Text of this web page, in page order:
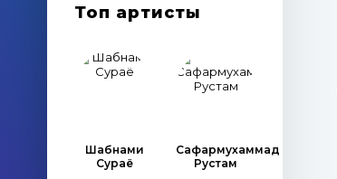
Топ артисты
Шабнами
Сураё
Сафармухаммад
Рустам